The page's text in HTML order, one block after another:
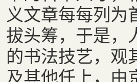
义文章每每列为
拔头筹，于是，
的书法技艺，观
及其他任上，由